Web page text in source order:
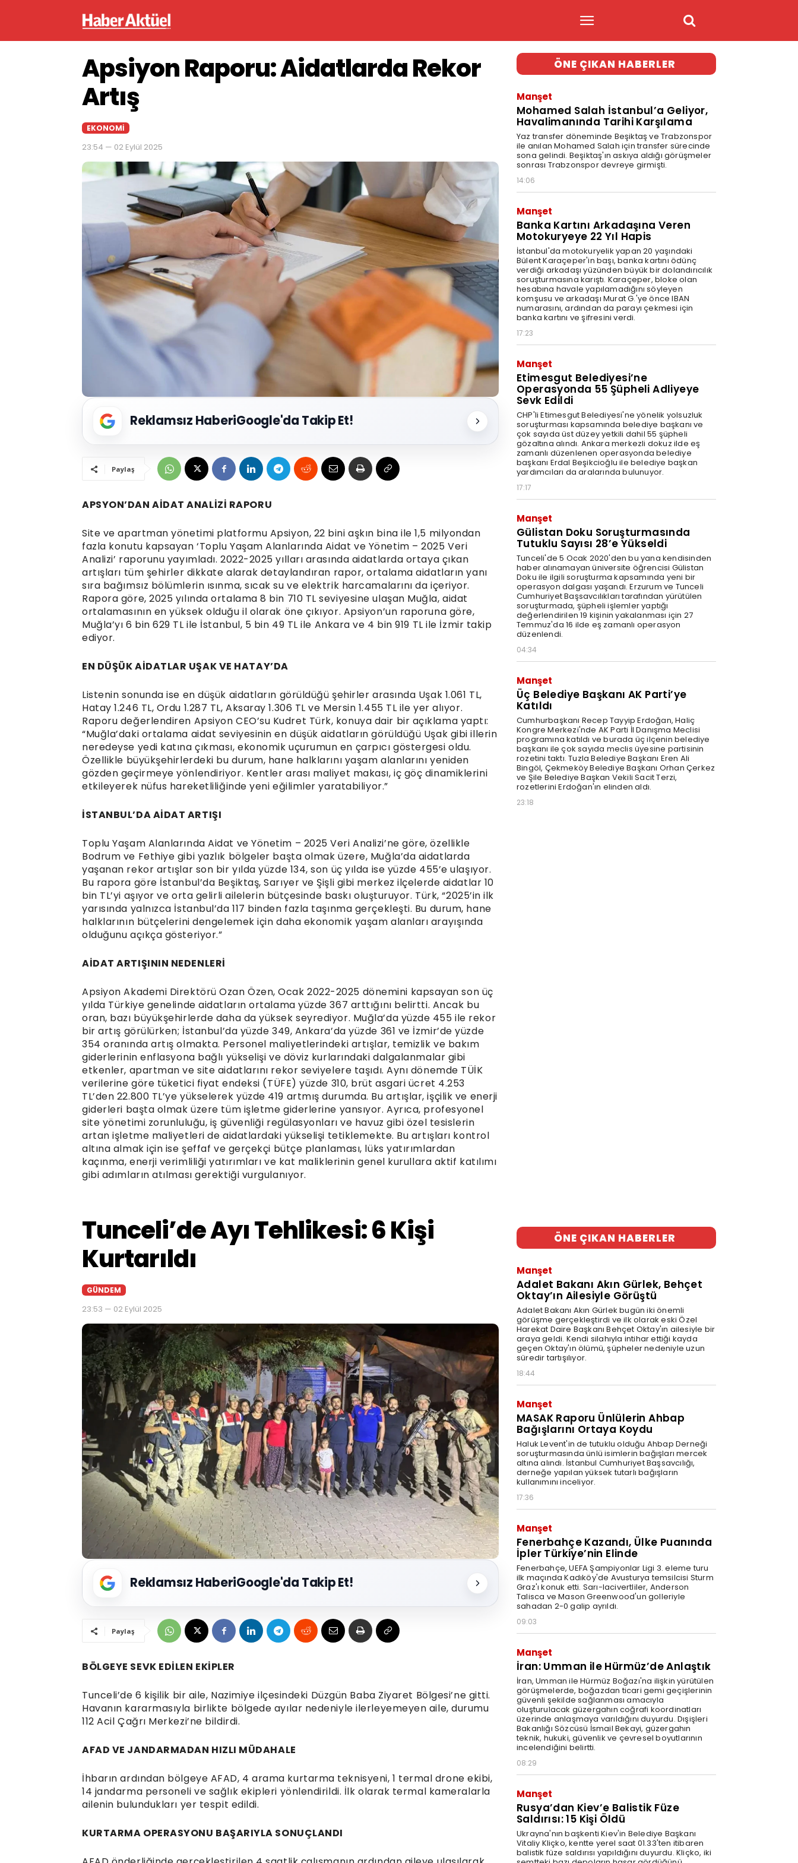
Apsiyon Raporu: Aidatlarda Rekor
Artış
EKONOMI
23:54 — 02 Eylül 2025
Reklamsız HaberiGoogle'da Takip Et!
Paylaş
APSYON’DAN AİDAT ANALİZİ RAPORU
Site ve apartman yönetimi platformu Apsiyon, 22 bini aşkın bina ile 1,5 milyondan
fazla konutu kapsayan ‘Toplu Yaşam Alanlarında Aidat ve Yönetim – 2025 Veri
Analizi’ raporunu yayımladı. 2022-2025 yılları arasında aidatlarda ortaya çıkan
artışları tüm şehirler dikkate alarak detaylandıran rapor, ortalama aidatların yanı
sıra bağımsız bölümlerin ısınma, sıcak su ve elektrik harcamalarını da içeriyor.
Rapora göre, 2025 yılında ortalama 8 bin 710 TL seviyesine ulaşan Muğla, aidat
ortalamasının en yüksek olduğu il olarak öne çıkıyor. Apsiyon’un raporuna göre,
Muğla’yı 6 bin 629 TL ile İstanbul, 5 bin 49 TL ile Ankara ve 4 bin 919 TL ile İzmir takip
ediyor.
EN DÜŞÜK AİDATLAR UŞAK VE HATAY’DA
Listenin sonunda ise en düşük aidatların görüldüğü şehirler arasında Uşak 1.061 TL,
Hatay 1.246 TL, Ordu 1.287 TL, Aksaray 1.306 TL ve Mersin 1.455 TL ile yer alıyor.
Raporu değerlendiren Apsiyon CEO’su Kudret Türk, konuya dair bir açıklama yaptı:
“Muğla’daki ortalama aidat seviyesinin en düşük aidatların görüldüğü Uşak gibi illerin
neredeyse yedi katına çıkması, ekonomik uçurumun en çarpıcı göstergesi oldu.
Özellikle büyükşehirlerdeki bu durum, hane halklarını yaşam alanlarını yeniden
gözden geçirmeye yönlendiriyor. Kentler arası maliyet makası, iç göç dinamiklerini
etkileyerek nüfus hareketliliğinde yeni eğilimler yaratabiliyor.”
İSTANBUL’DA AİDAT ARTIŞI
Toplu Yaşam Alanlarında Aidat ve Yönetim – 2025 Veri Analizi’ne göre, özellikle
Bodrum ve Fethiye gibi yazlık bölgeler başta olmak üzere, Muğla’da aidatlarda
yaşanan rekor artışlar son bir yılda yüzde 134, son üç yılda ise yüzde 455’e ulaşıyor.
Bu rapora göre İstanbul’da Beşiktaş, Sarıyer ve Şişli gibi merkez ilçelerde aidatlar 10
bin TL’yi aşıyor ve orta gelirli ailelerin bütçesinde baskı oluşturuyor. Türk, “2025’in ilk
yarısında yalnızca İstanbul’da 117 binden fazla taşınma gerçekleşti. Bu durum, hane
halklarının bütçelerini dengelemek için daha ekonomik yaşam alanları arayışında
olduğunu açıkça gösteriyor.”
AİDAT ARTIŞININ NEDENLERİ
Apsiyon Akademi Direktörü Ozan Özen, Ocak 2022-2025 dönemini kapsayan son üç
yılda Türkiye genelinde aidatların ortalama yüzde 367 arttığını belirtti. Ancak bu
oran, bazı büyükşehirlerde daha da yüksek seyrediyor. Muğla’da yüzde 455 ile rekor
bir artış görülürken; İstanbul’da yüzde 349, Ankara’da yüzde 361 ve İzmir’de yüzde
354 oranında artış olmakta. Personel maliyetlerindeki artışlar, temizlik ve bakım
giderlerinin enflasyona bağlı yükselişi ve döviz kurlarındaki dalgalanmalar gibi
etkenler, apartman ve site aidatlarını rekor seviyelere taşıdı. Aynı dönemde TÜİK
verilerine göre tüketici fiyat endeksi (TÜFE) yüzde 310, brüt asgari ücret 4.253
TL’den 22.800 TL’ye yükselerek yüzde 419 artmış durumda. Bu artışlar, işçilik ve enerji
giderleri başta olmak üzere tüm işletme giderlerine yansıyor. Ayrıca, profesyonel
site yönetimi zorunluluğu, iş güvenliği regülasyonları ve havuz gibi özel tesislerin
artan işletme maliyetleri de aidatlardaki yükselişi tetiklemekte. Bu artışları kontrol
altına almak için ise şeffaf ve gerçekçi bütçe planlaması, lüks yatırımlardan
kaçınma, enerji verimliliği yatırımları ve kat maliklerinin genel kurullara aktif katılımı
gibi adımların atılması gerektiği vurgulanıyor.
ÖNE ÇIKAN HABERLER
Manşet
Mohamed Salah İstanbul’a Geliyor,
Havalimanında Tarihi Karşılama
Yaz transfer döneminde Beşiktaş ve Trabzonspor
ile anılan Mohamed Salah için transfer sürecinde
sona gelindi. Beşiktaş'ın askıya aldığı görüşmeler
sonrası Trabzonspor devreye girmişti.
14:06
Manşet
Banka Kartını Arkadaşına Veren
Motokuryeye 22 Yıl Hapis
İstanbul'da motokuryelik yapan 20 yaşındaki
Bülent Karaçeper'in başı, banka kartını ödünç
verdiği arkadaşı yüzünden büyük bir dolandırıcılık
soruşturmasına karıştı. Karaçeper, bloke olan
hesabına havale yapılamadığını söyleyen
komşusu ve arkadaşı Murat G.'ye önce IBAN
numarasını, ardından da parayı çekmesi için
banka kartını ve şifresini verdi.
17:23
Manşet
Etimesgut Belediyesi’ne
Operasyonda 55 Şüpheli Adliyeye
Sevk Edildi
CHP'li Etimesgut Belediyesi'ne yönelik yolsuzluk
soruşturması kapsamında belediye başkanı ve
çok sayıda üst düzey yetkili dahil 55 şüpheli
gözaltına alındı. Ankara merkezli dokuz ilde eş
zamanlı düzenlenen operasyonda belediye
başkanı Erdal Beşikcioğlu ile belediye başkan
yardımcıları da aralarında bulunuyor.
17:17
Manşet
Gülistan Doku Soruşturmasında
Tutuklu Sayısı 28’e Yükseldi
Tunceli'de 5 Ocak 2020'den bu yana kendisinden
haber alınamayan üniversite öğrencisi Gülistan
Doku ile ilgili soruşturma kapsamında yeni bir
operasyon dalgası yaşandı. Erzurum ve Tunceli
Cumhuriyet Başsavcılıkları tarafından yürütülen
soruşturmada, şüpheli işlemler yaptığı
değerlendirilen 19 kişinin yakalanması için 27
Temmuz'da 16 ilde eş zamanlı operasyon
düzenlendi.
04:34
Manşet
Üç Belediye Başkanı AK Parti’ye
Katıldı
Cumhurbaşkanı Recep Tayyip Erdoğan, Haliç
Kongre Merkezi'nde AK Parti İl Danışma Meclisi
programına katıldı ve burada üç ilçenin belediye
başkanı ile çok sayıda meclis üyesine partisinin
rozetini taktı. Tuzla Belediye Başkanı Eren Ali
Bingöl, Çekmeköy Belediye Başkanı Orhan Çerkez
ve Şile Belediye Başkan Vekili Sacit Terzi,
rozetlerini Erdoğan'ın elinden aldı.
23:18